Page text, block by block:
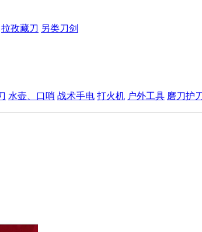
拉孜藏刀 另类刀剑
水壶、口哨 战术手电 打火机 户外工具 磨刀护